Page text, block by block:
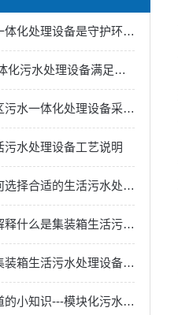
医疗废水一体化处理设备是守护环境的健康防线
MBR膜一体化污水处理设备满足各种工业废水的处理需求
高速服务区污水一体化处理设备采用了的生物处理技术
污水处理设备工艺说明
我们要如何选择合适的生活污水处理设备
一文为你解释什么是集装箱生活污水处理设备
如何做好集装箱生活污水处理设备的一切安全措施？
不能不知道的小知识---模块化污水处理设备的正确安装方法